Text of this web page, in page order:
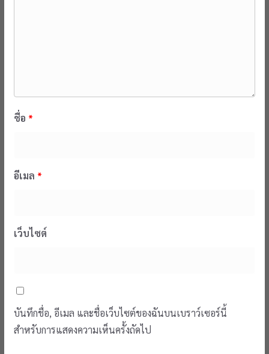
ชื่อ *
อีเมล *
เว็บไซต์
บันทึกชื่อ, อีเมล และชื่อเว็บไซต์ของฉันบนเบราว์เซอร์นี้
สำหรับการแสดงความเห็นครั้งถัดไป